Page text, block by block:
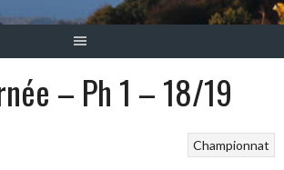
– Ph 1 – 18/19
Championnat